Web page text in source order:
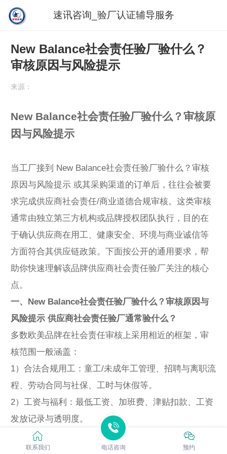
速讯咨询_验厂认证辅导服务
New Balance社会责任验厂验什么？
审核原因与风险提示
来源：
New Balance社会责任验厂验什么？审核原
因与风险提示
当工厂接到 New Balance社会责任验厂验什么？审核
原因与风险提示 或其采购渠道的订单后，往往会被要
求完成供应商社会责任/商业道德合规审核。这类审核
通常由独立第三方机构或品牌授权团队执行，目的在
于确认供应商在用工、健康安全、环境与商业诚信等
方面符合其供应链政策。下面按公开的通用要求，帮
助你快速理解该品牌供应商社会责任验厂关注的核心
点。
一、New Balance社会责任验厂验什么？审核原因与
风险提示 供应商社会责任验厂通常验什么？
多数欧美品牌在社会责任审核上采用相近的框架，审
核范围一般涵盖：
1）合法合规用工：童工/未成年工管理、招聘与离职流
程、劳动合同与社保、工时与休假等。
2）工资与福利：最低工资、加班费、津贴扣款、工资
发放记录与透明度。
3）职业健康与安全：消防与疏散、设备安全、化学品
联系我们 电话咨询 预约